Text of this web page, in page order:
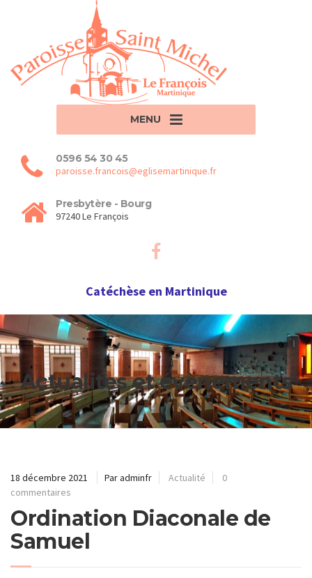
MENU
0596 54 30 45
paroisse.francois@eglisemartinique.fr
Presbytère - Bourg
97240 Le François
Catéchèse en Martinique
Actualites et évènements
18 décembre 2021 Par adminfr Actualité
0
commentaires
Ordination Diaconale de
Samuel